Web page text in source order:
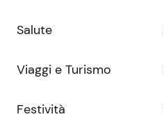
Salute
Viaggi e Turismo
Festività